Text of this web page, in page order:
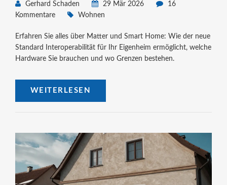
Gerhard Schaden 29 Mär 2026
16
Kommentare
Wohnen
Erfahren Sie alles über Matter und Smart Home: Wie der neue
Standard Interoperabilität für Ihr Eigenheim ermöglicht, welche
Hardware Sie brauchen und wo Grenzen bestehen.
WEITERLESEN